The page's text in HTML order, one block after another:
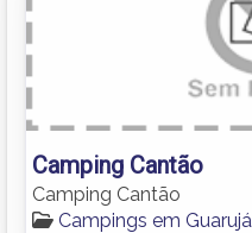
Camping Cantão
Camping Cantão
Campings em Guarujá